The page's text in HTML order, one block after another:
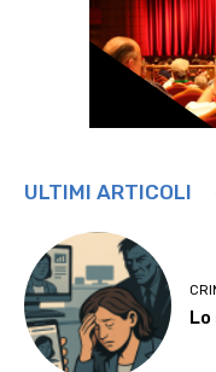
ULTIMI ARTICOLI